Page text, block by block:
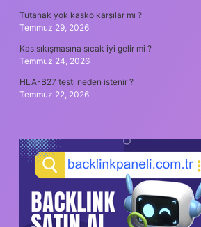
Tutanak yok kasko karşılar mı ?
Temmuz 29, 2026
Kas sıkışmasına sıcak iyi gelir mi ?
Temmuz 24, 2026
HLA-B27 testi neden istenir ?
Temmuz 22, 2026